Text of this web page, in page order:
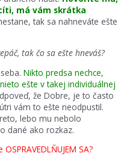
má vám skrátka
tak sa nahneváte ešte
tak čo sa ešte hneváš?
Nikto predsa nechce,
ešte v takej individuálnej
že Dobre, je to často
vám to ešte neodpustil.
lebo mu nebolo
dané ako rozkaz.
SA?